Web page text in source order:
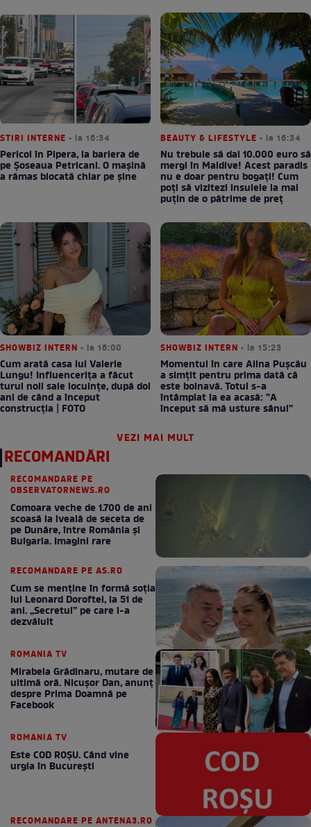
STIRI INTERNE • la 16:34
Pericol în Pipera, la bariera de
pe Șoseaua Petricani. O mașină
a rămas blocată chiar pe șine
BEAUTY & LIFESTYLE • la 16:34
Nu trebuie să dai 10.000 euro să
mergi în Maldive! Acest paradis
nu e doar pentru bogați! Cum
poți să vizitezi insulele la mai
puțin de o pătrime de preț
SHOWBIZ INTERN • la 16:00
Cum arată casa lui Valerie
Lungu! Influencerița a făcut
turul noii sale locuințe, după doi
ani de când a început
construcția | FOTO
SHOWBIZ INTERN • la 15:23
Momentul în care Alina Pușcău
a simțit pentru prima dată că
este bolnavă. Totul s-a
întâmplat la ea acasă: ”A
început să mă usture sânul”
VEZI MAI MULT
RECOMANDĂRI
RECOMANDARE PE
OBSERVATORNEWS.RO
Comoara veche de 1.700 de ani
scoasă la iveală de seceta de
pe Dunăre, între România şi
Bulgaria. Imagini rare
RECOMANDARE PE AS.RO
Cum se menţine în formă soţia
lui Leonard Doroftei, la 51 de
ani. „Secretul” pe care l-a
dezvăluit
ROMANIA TV
Mirabela Grădinaru, mutare de
ultimă oră. Nicuşor Dan, anunţ
despre Prima Doamnă pe
Facebook
ROMANIA TV
Este COD ROŞU. Când vine
urgia în Bucureşti
RECOMANDARE PE ANTENA3.RO